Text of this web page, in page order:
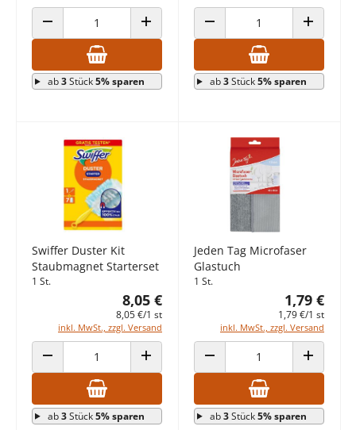
ANZAHL VERRINGERN ANZAHL ERHÖHEN
ab3Stück5% sparen
ANZAHL VERRINGERN ANZAHL
ab3Stück5% sparen
Swiffer Duster Kit
Staubmagnet Starterset
1 St.
8,05 €
8,05 €/1 st
inkl. MwSt., zzgl. Versand
ANZAHL VERRINGERN ANZAHL ERHÖHEN
ab3Stück5% sparen
Jeden Tag Microfaser
Glastuch
1 St.
1,79 €
1,79 €/1 st
inkl. MwSt., zzgl. Versand
ANZAHL VERRINGERN ANZAHL
ab3Stück5% sparen